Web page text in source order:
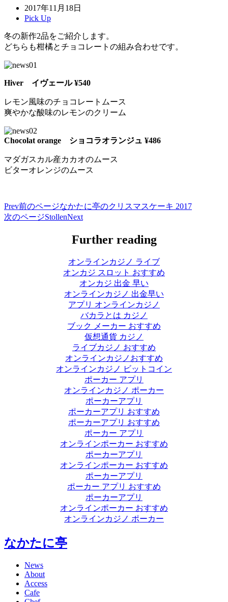
2017年11月18日
Pick Up
冬の新作2品をご紹介します。
どちらも柑橘とチョコレートの組み合わせです。
Hiver イヴェール ¥540
レモン風味のチョコレートムース
爽やかな酸味のレモンのクリーム
Chocolat orange ショコラオランジュ ¥486
マダガスカル産カカオのムース
ビターオレンジのムース
Prev前のページなかたに亭のクリスマスケーキ 2017
次のページStollenNext
Further reading
オンラインカジノ ライブ
オンカジ スロット おすすめ
オンカジ 出金 早い
オンラインカジノ 出金早い
アプリ オンラインカジノ
バカラとは カジノ
ブック メーカー おすすめ
仮想通貨 カジノ
ライブカジノ おすすめ
オンラインカジノおすすめ
オンラインカジノ ビットコイン
ポーカー アプリ
オンラインカジノ ポーカー
ポーカーアプリ
ポーカーアプリ おすすめ
ポーカーアプリ おすすめ
ポーカー アプリ
オンラインポーカー おすすめ
ポーカーアプリ
オンラインポーカー おすすめ
ポーカーアプリ
ポーカー アプリ おすすめ
ポーカーアプリ
オンラインポーカー おすすめ
オンラインカジノ ポーカー
なかたに亭
News
About
Access
Cafe